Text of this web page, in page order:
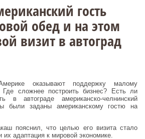
гость
обед и на этом
визит в автоград
оказывают поддержку малому
Где сложнее построить бизнес? Есть ли
в автограде американско-челнинский
были заданы американскому гостю на
пояснил, что целью его визита стало
их адаптация к мировой экономике.